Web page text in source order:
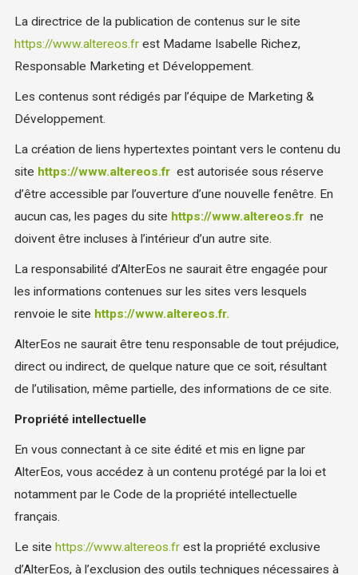
La directrice de la publication de contenus sur le site
https://www.altereos.fr est Madame Isabelle Richez,
Responsable Marketing et Développement.
Les contenus sont rédigés par l’équipe de Marketing &
Développement.
La création de liens hypertextes pointant vers le contenu du
site https://www.altereos.fr est autorisée sous réserve
d’être accessible par l’ouverture d’une nouvelle fenêtre. En
aucun cas, les pages du site https://www.altereos.fr ne
doivent être incluses à l’intérieur d’un autre site.
La responsabilité d’AlterEos ne saurait être engagée pour
les informations contenues sur les sites vers lesquels
renvoie le site https://www.altereos.fr.
AlterEos ne saurait être tenu responsable de tout préjudice,
direct ou indirect, de quelque nature que ce soit, résultant
de l’utilisation, même partielle, des informations de ce site.
Propriété intellectuelle
En vous connectant à ce site édité et mis en ligne par
AlterEos, vous accédez à un contenu protégé par la loi et
notamment par le Code de la propriété intellectuelle
français.
Le sitehttps://www.altereos.fr est la propriété exclusive
d’AlterEos, à l’exclusion des outils techniques nécessaires à